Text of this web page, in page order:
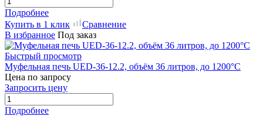
Подробнее
Купить в 1 клик
Сравнение
В избранное Под заказ
Быстрый просмотр
Муфельная печь UED-36-12.2, объём 36 литров, до 1200°C
Цена по запросу
Запросить цену
Подробнее